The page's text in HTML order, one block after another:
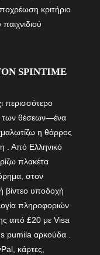
κριτήριο
SPINTIME
περισσότερο
των θέσεων—ένα
η θάρρος
. Από Ελληνικό
πλακέτα
στον
βίντεο υποδοχή
πληροφοριών
από £20 με Visa
pumila αρκούδα .
κάρτες,